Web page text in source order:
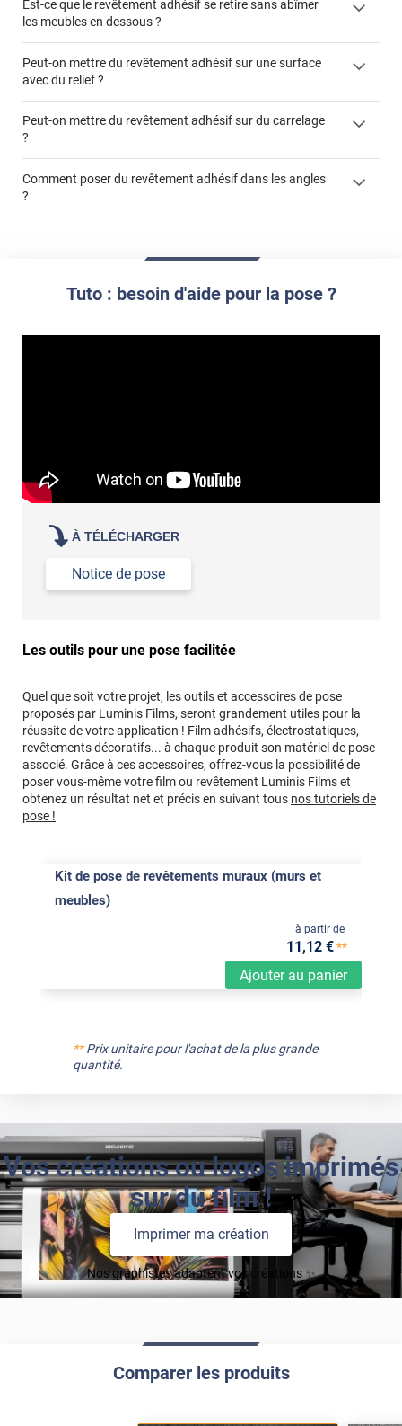
Est-ce que le revêtement adhésif se retire sans abîmer
les meubles en dessous ?
colle
Peut-on mettre du revêtement adhésif sur une surface
avec du relief ?
Peut-on mettre du revêtement adhésif sur du carrelage
?
Commander à la taille des carreaux et réappliquer un joint
propre par dessus
Comment poser du revêtement adhésif dans les angles
?
Tuto : besoin d'aide pour la pose ?
À TÉLÉCHARGER
Notice de pose
Les outils pour une pose facilitée
Quel que soit votre projet, les outils et accessoires de pose
proposés par Luminis Films, seront grandement utiles pour la
réussite de votre application ! Film adhésifs, électrostatiques,
revêtements décoratifs... à chaque produit son matériel de pose
associé. Grâce à ces accessoires, offrez-vous la possibilité de
poser vous-même votre film ou revêtement Luminis Films et
obtenez un résultat net et précis en suivant tous nos tutoriels de
pose !
Kit de pose de revêtements muraux (murs et
meubles)
Ajouter au panier
à partir de
11,12 €**
**Prix unitaire pour l'achat de la plus grande
quantité.
Vos créations ou logos imprimés
sur du film !
Imprimer ma création
Nos graphistes adaptent vos créations ✨
Comparer les produits